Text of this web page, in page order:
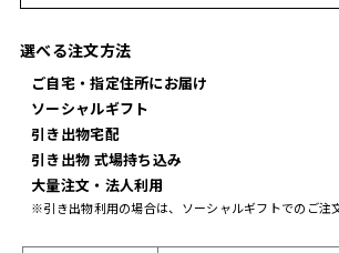
選べる注文方法
ご自宅・指定住所にお届け
ソーシャルギフト
引き出物宅配
引き出物 式場持ち込み
大量注文・法人利用
※引き出物利用の場合は、ソーシャルギフトでのご注